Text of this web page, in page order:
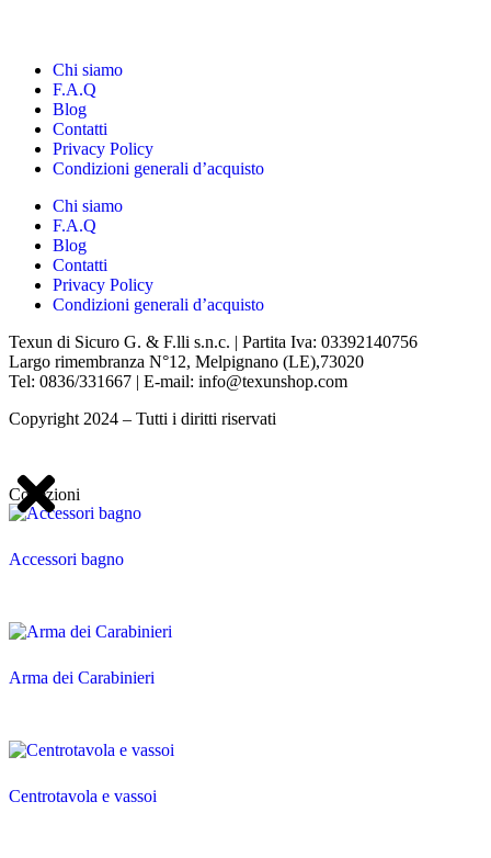
Chi siamo
F.A.Q
Blog
Contatti
Privacy Policy
Condizioni generali d’acquisto
Chi siamo
F.A.Q
Blog
Contatti
Privacy Policy
Condizioni generali d’acquisto
Texun di Sicuro G. & F.lli s.n.c. | Partita Iva: 03392140756
Largo rimembranza N°12, Melpignano (LE),73020
Tel: 0836/331667 | E-mail: info@texunshop.com
Copyright 2024 – Tutti i diritti riservati
Collezioni
Accessori bagno
Arma dei Carabinieri
Centrotavola e vassoi